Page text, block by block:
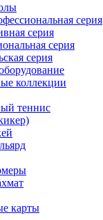
серия
серия
серия
серия
коллекции
теннис
карты